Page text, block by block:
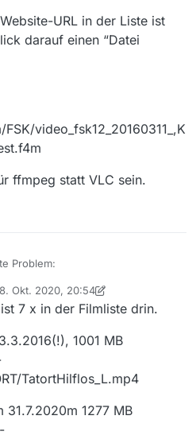
URL in der Liste ist
darauf einen “Datei
video_fsk12_20160311_,K
ffmpeg statt VLC sein.
Problem:
im SR (Website-URL in der Liste ist
beim Klick darauf einen “Datei
media/FSK/video_fsk12_20160311_,
manifest.f4m
Fall für ffmpeg statt VLC sein.
Okt. 2020, 20:54
von mac-christian
7 x in der Filmliste drin.
1001 MB
TatortHilflos_L.mp4
31.7.2020m 1277 MB